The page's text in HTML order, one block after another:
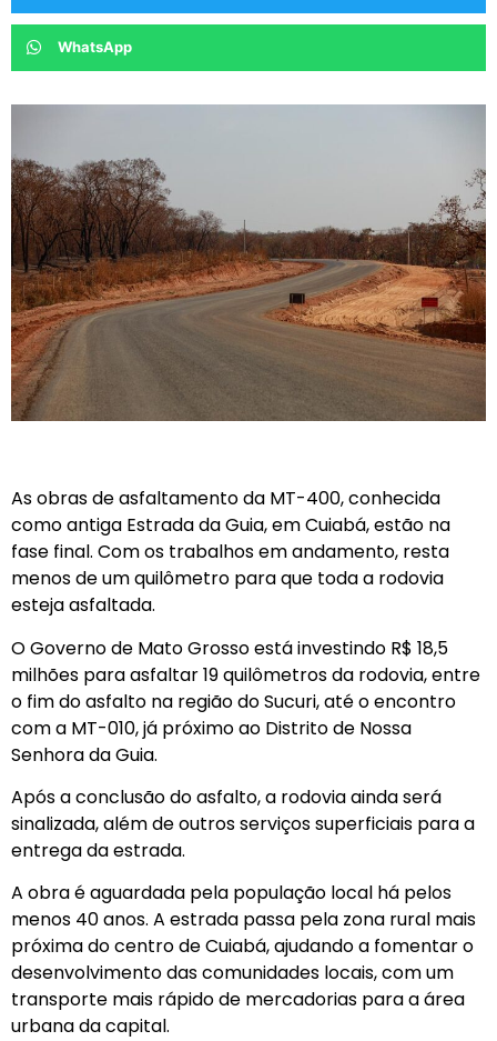
WhatsApp
As obras de asfaltamento da MT-400, conhecida
como antiga Estrada da Guia, em Cuiabá, estão na
fase final. Com os trabalhos em andamento, resta
menos de um quilômetro para que toda a rodovia
esteja asfaltada.
O Governo de Mato Grosso está investindo R$ 18,5
milhões para asfaltar 19 quilômetros da rodovia, entre
o fim do asfalto na região do Sucuri, até o encontro
com a MT-010, já próximo ao Distrito de Nossa
Senhora da Guia.
Após a conclusão do asfalto, a rodovia ainda será
sinalizada, além de outros serviços superficiais para a
entrega da estrada.
A obra é aguardada pela população local há pelos
menos 40 anos. A estrada passa pela zona rural mais
próxima do centro de Cuiabá, ajudando a fomentar o
desenvolvimento das comunidades locais, com um
transporte mais rápido de mercadorias para a área
urbana da capital.